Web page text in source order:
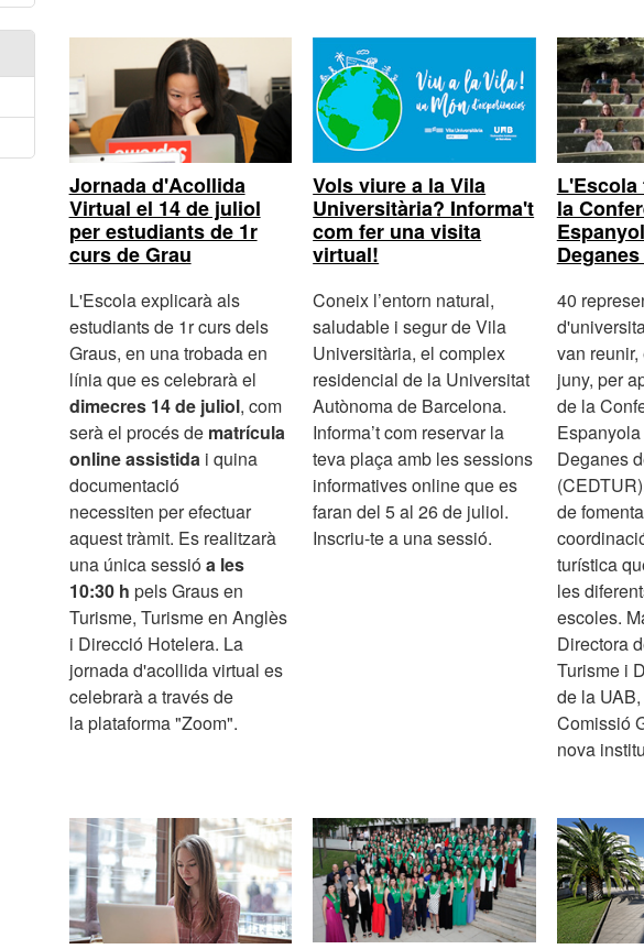
Jornada d'Acollida
Virtual el 14 de juliol
per estudiants de 1r
curs de Grau
L'Escola explicarà als
estudiants de 1r curs dels
Graus, en una trobada en
línia que es celebrarà el
dimecres 14 de juliol, com
serà el procés dematrícula
online assistida i quina
documentació
necessiten per efectuar
aquest tràmit. Es realitzarà
una única sessióa les
10:30 h pels Graus en
Turisme, Turisme en Anglès
i Direcció Hotelera. La
jornada d'acollida virtual es
celebrarà a través de
la plataforma "Zoom".
Vols viure a la Vila
Universitària? Informa't
com fer una visita
virtual!
Coneix l’entorn natural,
saludable i segur de Vila
Universitària, el complex
residencial de la Universitat
Autònoma de Barcelona.
Informa’t com reservar la
teva plaça amb les sessions
informatives online que es
faran del 5 al 26 de juliol.
Inscriu-te a una sessió.
la
40
van
juny, per
de la
Deganes
de
turística
les
escoles.
Directora
Turisme i
de la
Comissió
nova